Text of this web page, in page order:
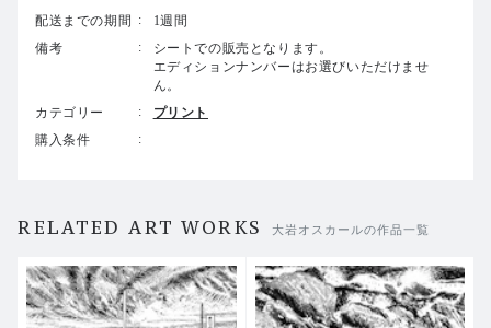
サンパウロに生まれ、東京、ニューヨークと移り住みなが
ら創作活動を続ける大岩オスカールは、自らの人生を旅に
例えています。複数の文化的視点から生まれた社会風刺と
物語性に富んだ作品たちは、これまで世界的に多くの注目
を集めています。
岩オスカールは、マンハッタンのマンションに籠ったまま
でできることを考えました。
配送までの期間
1週間
備考
シートでの販売となります。
エディションナンバーはお選びいただけませ
ん。
カテゴリー
プリント
購入条件
RELATED ART WORKS 大岩オスカールの作品一覧